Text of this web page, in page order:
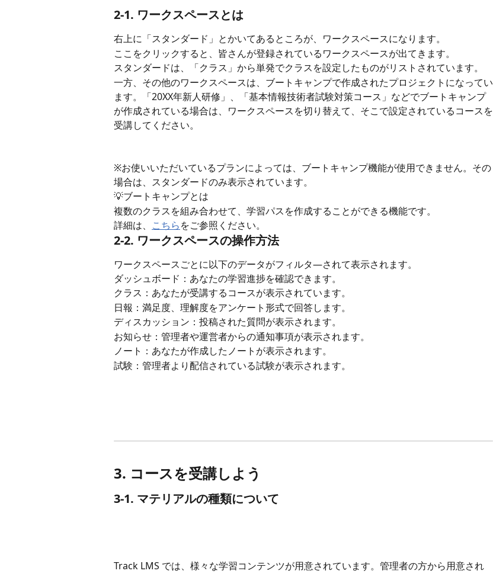
2-1. ワークスペースとは
右上に「スタンダード」とかいてあるところが、ワークスペースになります。
ここをクリックすると、皆さんが登録されているワークスペースが出てきます。
スタンダードは、「クラス」から単発でクラスを設定したものがリストされています。
一方、その他のワークスペースは、ブートキャンプで作成されたプロジェクトになってい
ます。「20XX年新人研修」、「基本情報技術者試験対策コース」などでブートキャンプ
が作成されている場合は、ワークスペースを切り替えて、そこで設定されているコースを
受講してください。
※お使いいただいているプランによっては、ブートキャンプ機能が使用できません。その
場合は、スタンダードのみ表示されています。
💡ブートキャンプとは
複数のクラスを組み合わせて、学習パスを作成することができる機能です。
詳細は、 こちらをご参照ください。
2-2. ワークスペースの操作方法
ワークスペースごとに以下のデータがフィルタ―されて表示されます。
ダッシュボード：あなたの学習進捗を確認できます。
クラス：あなたが受講するコースが表示されています。
日報：満足度、理解度をアンケート形式で回答します。
ディスカッション：投稿された質問が表示されます。
お知らせ：管理者や運営者からの通知事項が表示されます。
ノート：あなたが作成したノートが表示されます。
試験：管理者より配信されている試験が表示されます。
3. コースを受講しよう
3-1. マテリアルの種類について
Track LMS では、様々な学習コンテンツが用意されています。管理者の方から用意され